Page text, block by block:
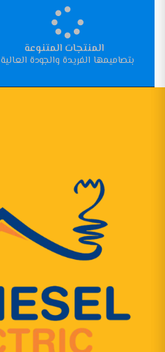
المنتجات المتنوعة
بتصاميمها الفريدة والجودة العالية